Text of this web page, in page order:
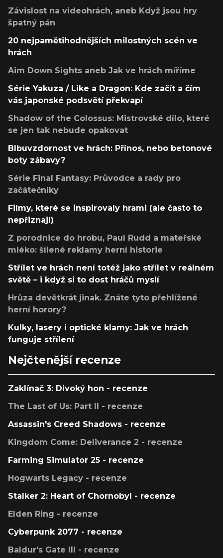
Závislost na videohrách, aneb Když jsou hry
špatný pán
20 nejpamětihodnějších milostných scén ve
hrách
Aim Down Sights aneb Jak ve hrách míříme
Série Yakuza / Like a Dragon: Kde začít a čím
vás japonské podsvětí překvapí
Shadow of the Colossus: Mistrovské dílo, které
se jen tak nebude opakovat
Blbuvzdornost ve hrách: Přínos, nebo betonové
boty zábavy?
Série Final Fantasy: Průvodce a rady pro
začátečníky
Filmy, které se inspirovaly hrami (ale často to
nepřiznají)
Z porodnice do hrobu, Paul Rudd a mateřské
mléko: šílené reklamy herní historie
Střílet ve hrách není totéž jako střílet v reálném
světě – i když si to dost hráčů myslí
Hrůza devětkrát jinak. Znáte tyto přehlížené
herní horory?
Kulky, lasery i optické klamy: Jak ve hrách
funguje střílení
Nejčtenější recenze
Zaklínač 3: Divoký hon - recenze
The Last of Us: Part II - recenze
Assassin's Creed Shadows - recenze
Kingdom Come: Deliverance 2 - recenze
Farming Simulator 25 - recenze
Hogwarts Legacy - recenze
Stalker 2: Heart of Chornobyl - recenze
Elden Ring - recenze
Cyberpunk 2077 - recenze
Baldur's Gate III - recenze